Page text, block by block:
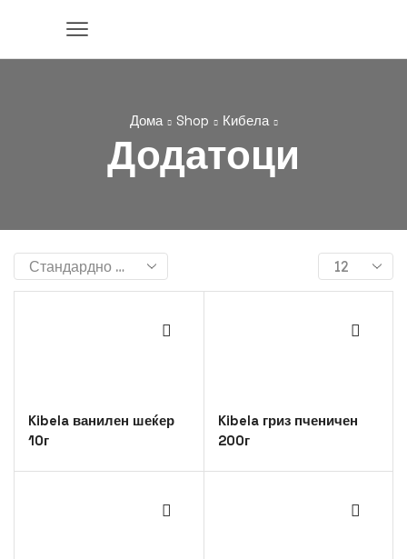
Дома Shop Кибела
Додатоци
Products
per
Kibela ванилен шеќер
10г
Kibela гриз пченичен
200г